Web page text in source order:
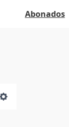
Abonados